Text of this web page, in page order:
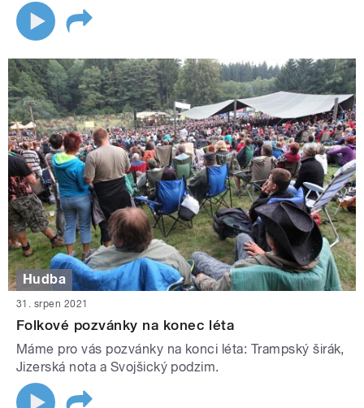
Hudba
31. srpen 2021
Folkové pozvánky na konec léta
Máme pro vás pozvánky na konci léta: Trampský širák,
Jizerská nota a Svojšický podzim.